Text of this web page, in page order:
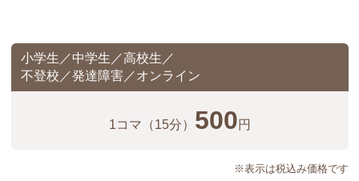
※表示は税込み価格です
小学生／中学生／高校生／
不登校／発達障害／オンライン
1コマ （15分） 500 円